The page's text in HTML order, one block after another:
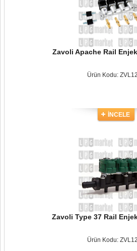
Zavoli Apache Rail
Ürün Kodu:
İNCELE
Zavoli Type 37 Rail
Ürün Kodu: